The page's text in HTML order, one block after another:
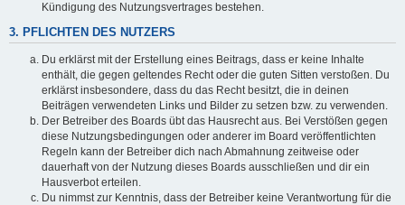
Kündigung des Nutzungsvertrages bestehen.
3. PFLICHTEN DES NUTZERS
Du erklärst mit der Erstellung eines Beitrags, dass er keine Inhalte
enthält, die gegen geltendes Recht oder die guten Sitten verstoßen. Du
erklärst insbesondere, dass du das Recht besitzt, die in deinen
Beiträgen verwendeten Links und Bilder zu setzen bzw. zu verwenden.
Der Betreiber des Boards übt das Hausrecht aus. Bei Verstößen gegen
diese Nutzungsbedingungen oder anderer im Board veröffentlichten
Regeln kann der Betreiber dich nach Abmahnung zeitweise oder
dauerhaft von der Nutzung dieses Boards ausschließen und dir ein
Hausverbot erteilen.
Du nimmst zur Kenntnis, dass der Betreiber keine Verantwortung für die